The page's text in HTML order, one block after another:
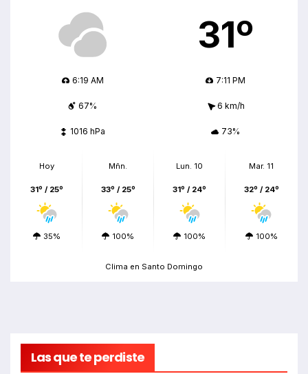
31º
6:19 AM 7:11 PM
67% 6 km/h
1016 hPa 73%
Hoy
31º / 25º
35%
Mñn.
33º / 25º
100%
Lun. 10
31º / 24º
100%
Mar. 11
32º / 24º
100%
Clima en Santo Domingo
Las que te perdiste